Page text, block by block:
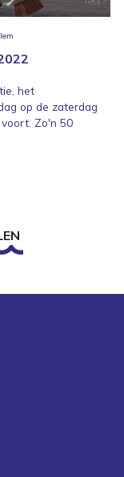
het
op de zaterdag
Zo'n 50